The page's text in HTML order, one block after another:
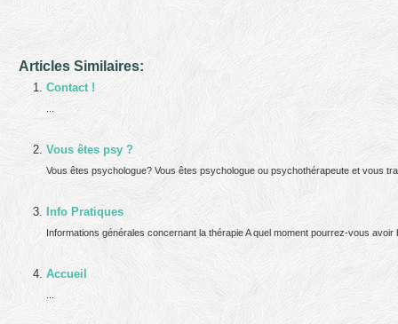
Articles Similaires:
Contact !
...
Vous êtes psy ?
Vous êtes psychologue? Vous êtes psychologue ou psychothérapeute et vous
Info Pratiques
Informations générales concernant la thérapie A quel moment pourrez-vous
Accueil
...